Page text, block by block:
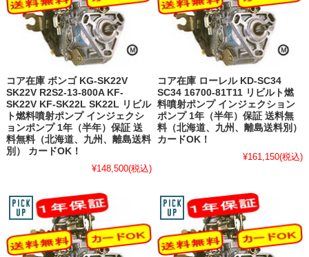
コア在庫 ボンゴ KG-SK22V
SK22V R2S2-13-800A KF-
SK22V KF-SK22L SK22L リビル
ト燃料噴射ポンプ インジェクシ
ョンポンプ 1年（半年）保証 送
料無料（北海道、九州、離島送料
別） カードOK！
¥148,500(税込)
コア在庫 ローレル KD-SC34
SC34 16700-81T11 リビルト燃
料噴射ポンプ インジェクション
ポンプ 1年（半年）保証 送料無
料（北海道、九州、離島送料別）
カードOK！
¥161,150(税込)